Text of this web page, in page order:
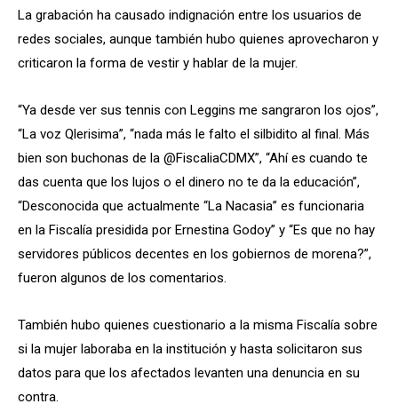
La grabación ha causado indignación entre los usuarios de
redes sociales, aunque también hubo quienes aprovecharon y
criticaron la forma de vestir y hablar de la mujer.
“Ya desde ver sus tennis con Leggins me sangraron los ojos”,
“La voz Qlerisima”, “nada más le falto el silbidito al final. Más
bien son buchonas de la @FiscaliaCDMX”, “Ahí es cuando te
das cuenta que los lujos o el dinero no te da la educación”,
“Desconocida que actualmente “La Nacasia” es funcionaria
en la Fiscalía presidida por Ernestina Godoy” y “Es que no hay
servidores públicos decentes en los gobiernos de morena?”,
fueron algunos de los comentarios.
También hubo quienes cuestionario a la misma Fiscalía sobre
si la mujer laboraba en la institución y hasta solicitaron sus
datos para que los afectados levanten una denuncia en su
contra.